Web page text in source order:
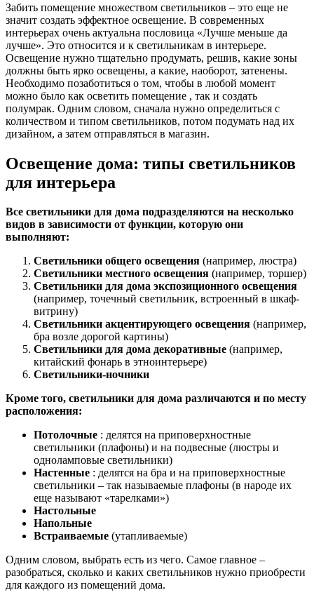
Забить помещение множеством светильников – это еще не
значит создать эффектное освещение. В современных
интерьерах очень актуальна пословица «Лучше меньше да
лучше». Это относится и к светильникам в интерьере.
Освещение нужно тщательно продумать, решив, какие зоны
должны быть ярко освещены, а какие, наоборот, затенены.
Необходимо позаботиться о том, чтобы в любой момент
можно было как осветить помещение , так и создать
полумрак. Одним словом, сначала нужно определиться с
количеством и типом светильников, потом подумать над их
дизайном, а затем отправляться в магазин.
Освещение дома: типы светильников
для интерьера
Все светильники для дома подразделяются на несколько
видов в зависимости от функции, которую они
выполняют:
Светильники общего освещения (например, люстра)
Светильники местного освещения (например, торшер)
Светильники для дома экспозиционного освещения
(например, точечный светильник, встроенный в шкаф-
витрину)
Светильники акцентирующего освещения (например,
бра возле дорогой картины)
Светильники для дома декоративные (например,
китайский фонарь в этноинтерьере)
Светильники-ночники
Кроме того, светильники для дома различаются и по месту
расположения:
Потолочные : делятся на приповерхностные
светильники (плафоны) и на подвесные (люстры и
одноламповые светильники)
Настенные : делятся на бра и на приповерхностные
светильники – так называемые плафоны (в народе их
еще называют «тарелками»)
Настольные
Напольные
Встраиваемые (утапливаемые)
Одним словом, выбрать есть из чего. Самое главное –
разобраться, сколько и каких светильников нужно приобрести
для каждого из помещений дома.